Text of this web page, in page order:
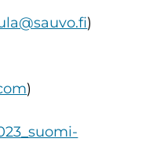
)
)